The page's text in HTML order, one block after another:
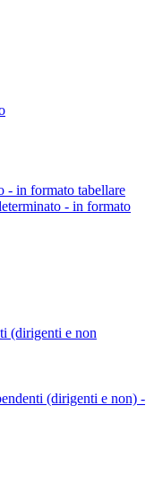
- in formato tabellare
- in formato
(dirigenti e non
(dirigenti e non) -